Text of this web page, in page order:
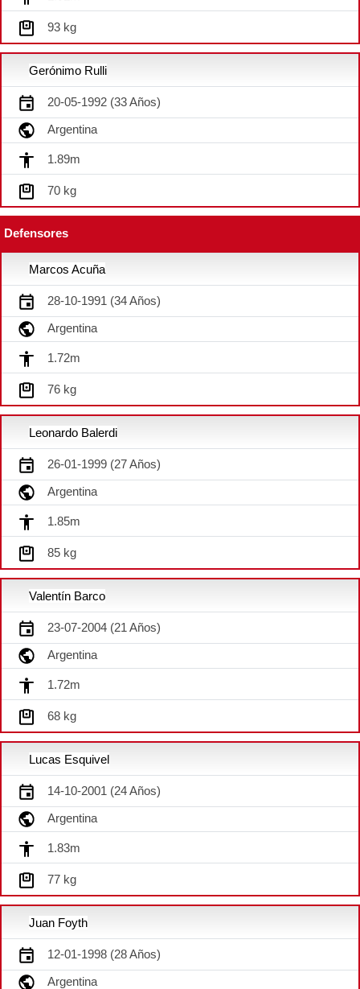
93 kg
Gerónimo Rulli
20-05-1992 (33 Años)
Argentina
1.89m
70 kg
Defensores
Marcos Acuña
28-10-1991 (34 Años)
Argentina
1.72m
76 kg
Leonardo Balerdi
26-01-1999 (27 Años)
Argentina
1.85m
85 kg
Valentín Barco
23-07-2004 (21 Años)
Argentina
1.72m
68 kg
Lucas Esquivel
14-10-2001 (24 Años)
Argentina
1.83m
77 kg
Juan Foyth
12-01-1998 (28 Años)
Argentina